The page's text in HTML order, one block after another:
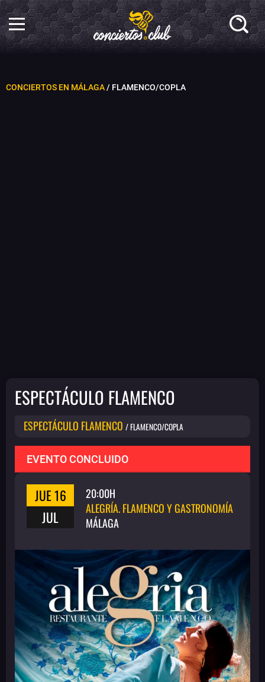
CONCIERTOS EN MÁLAGA/ FLAMENCO/COPLA
ESPECTÁCULO FLAMENCO
ESPECTÁCULO FLAMENCO / FLAMENCO/COPLA
EVENTO CONCLUIDO
JUE 16
JUL
20:00H
ALEGRÍA. FLAMENCO Y GASTRONOMÍA
MÁLAGA